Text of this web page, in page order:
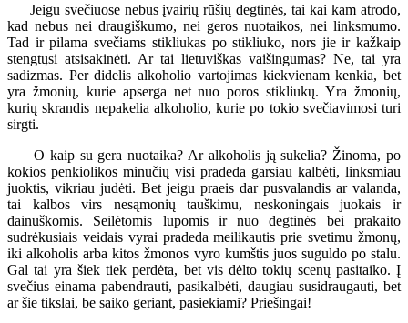
Jeigu svečiuose nebus įvairių rūšių degtinės, tai kai kam atrodo,
kad nebus nei draugiškumo, nei geros nuotaikos, nei linksmumo.
Tad ir pilama svečiams stikliukas po stikliuko, nors jie ir kažkaip
stengtųsi atsisakinėti. Ar tai lietuviškas vaišingumas? Ne, tai yra
sadizmas. Per didelis alkoholio vartojimas kiekvienam kenkia, bet
yra žmonių, kurie apserga net nuo poros stikliukų. Yra žmonių,
kurių skrandis nepakelia alkoholio, kurie po tokio svečiavimosi turi
sirgti.
O kaip su gera nuotaika? Ar alkoholis ją sukelia? Žinoma, po
kokios penkiolikos minučių visi pradeda garsiau kalbėti, linksmiau
juoktis, vikriau judėti. Bet jeigu praeis dar pusvalandis ar valanda,
tai kalbos virs nesąmonių tauškimu, neskoningais juokais ir
dainuškomis. Seilėtomis lūpomis ir nuo degtinės bei prakaito
sudrėkusiais veidais vyrai pradeda meilikautis prie svetimu žmonų,
iki alkoholis arba kitos žmonos vyro kumštis juos suguldo po stalu.
Gal tai yra šiek tiek perdėta, bet vis dėlto tokių scenų pasitaiko. Į
svečius einama pabendrauti, pasikalbėti, daugiau susidraugauti, bet
ar šie tikslai, be saiko geriant, pasiekiami? Priešingai!